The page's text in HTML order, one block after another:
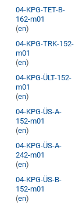
04-KPG-TET-B-
162-m01
(en)
04-KPG-TRK-152-
m01
(en)
04-KPG-ÜLT-152-
m01
(en)
04-KPG-ÜS-A-
152-m01
(en)
04-KPG-ÜS-A-
242-m01
(en)
04-KPG-ÜS-B-
152-m01
(en)